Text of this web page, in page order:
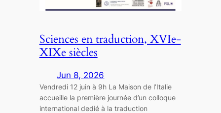
Sciences en traduction, XVIe-
XIXe siècles
Jun 8, 2026
Vendredi 12 juin à 9h La Maison de l’Italie
accueille la première journée d’un colloque
international dedié à la traduction